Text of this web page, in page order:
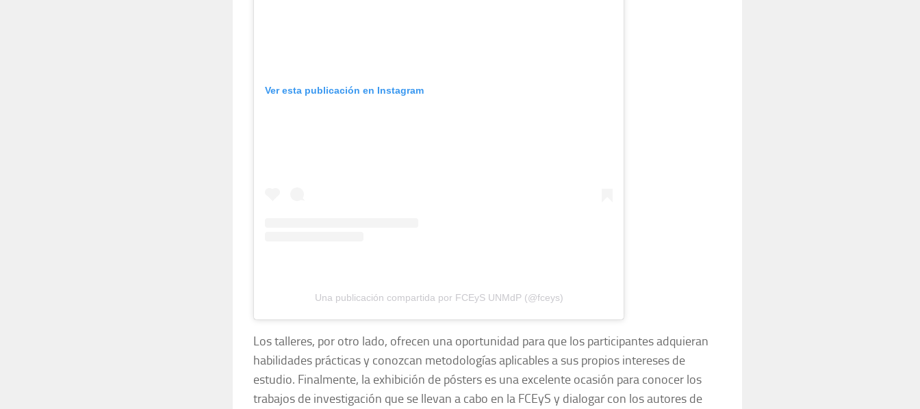
Ver esta publicación en Instagram
Una publicación compartida por FCEyS UNMdP (@fceys)
Los talleres, por otro lado, ofrecen una oportunidad para que los participantes adquieran
habilidades prácticas y conozcan metodologías aplicables a sus propios intereses de
estudio. Finalmente, la exhibición de pósters es una excelente ocasión para conocer los
trabajos de investigación que se llevan a cabo en la FCEyS y dialogar con los autores de